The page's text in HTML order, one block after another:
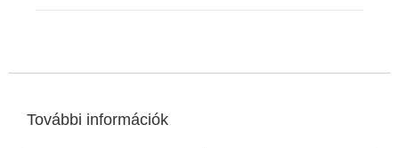
További információk